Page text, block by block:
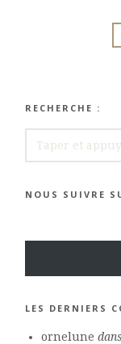
RECHERCHE :
NOUS SUIVRE
LES DERNIERS
ornelune dans